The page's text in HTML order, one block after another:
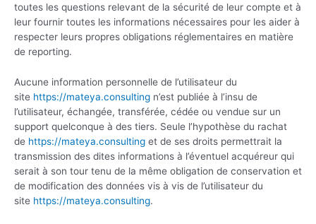
toutes les questions relevant de la sécurité de leur compte et à
leur fournir toutes les informations nécessaires pour les aider à
respecter leurs propres obligations réglementaires en matière
de reporting.
Aucune information personnelle de l’utilisateur du
site https://mateya.consulting n’est publiée à l’insu de
l’utilisateur, échangée, transférée, cédée ou vendue sur un
support quelconque à des tiers. Seule l’hypothèse du rachat
de https://mateya.consulting et de ses droits permettrait la
transmission des dites informations à l’éventuel acquéreur qui
serait à son tour tenu de la même obligation de conservation et
de modification des données vis à vis de l’utilisateur du
site https://mateya.consulting.